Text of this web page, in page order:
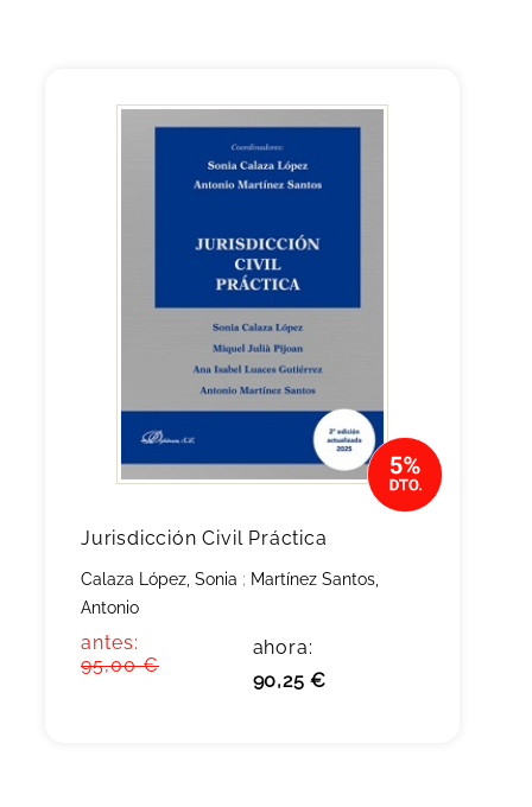
Jurisdicción Civil Práctica
Calaza López, Sonia ; Martínez Santos,
Antonio
antes:
95,00 €
ahora:
90,25 €